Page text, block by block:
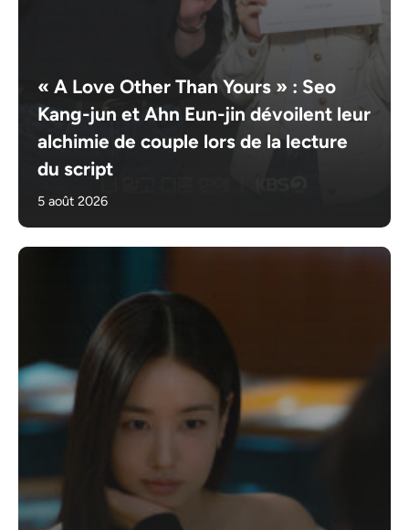
« A Love Other Than Yours » : Seo
Kang-jun et Ahn Eun-jin dévoilent leur
alchimie de couple lors de la lecture
du script
5 août 2026